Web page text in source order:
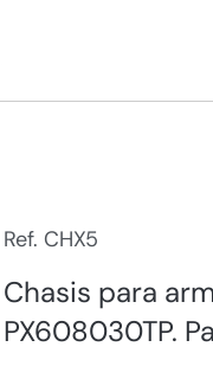
Ref. CHX5
Chasis para
PX608030TP.